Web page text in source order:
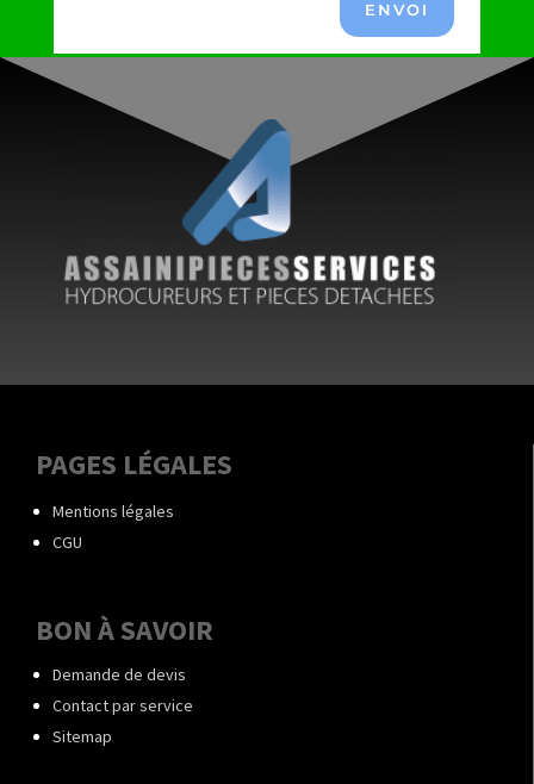
ENVOI
PAGES LÉGALES
Mentions légales
CGU
BON À SAVOIR
Demande de devis
Contact par service
Sitemap